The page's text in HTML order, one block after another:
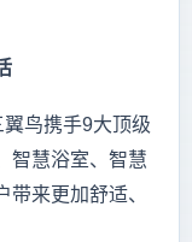
翼鸟携手9大顶级
智慧浴室、智慧
来更加舒适、